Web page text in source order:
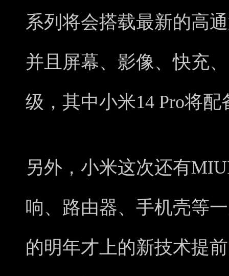
系列将会搭载最新的高
并且屏幕、影像、快充
级，其中小米14 Pro将
另外，小米这次还有
响、路由器、手机壳等
的明年才上的新技术提